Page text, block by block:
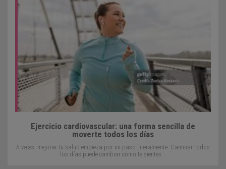
Ejercicio cardiovascular: una forma sencilla de
moverte todos los días
A veces, mejorar tu salud empieza por un paso: literalmente. Caminar todos
los días puede cambiar cómo te sientes...